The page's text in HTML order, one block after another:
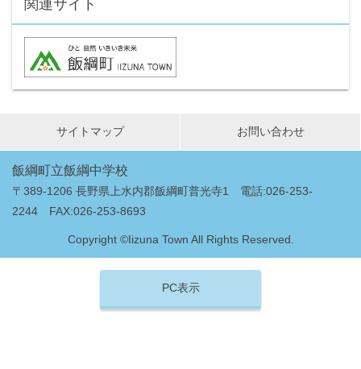
関連サイト
サイトマップ お問い合わせ
飯綱町立飯綱中学校
〒389-1206 長野県上水内郡飯綱町普光寺1 電話:026-253-
2244 FAX:026-253-8693
Copyright ©Iizuna Town All Rights Reserved.
PC表示